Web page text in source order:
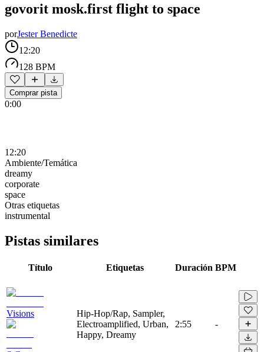
govorit mosk.first flight to space
porJester Benedicte
12:20
128 BPM
Comprar pista
0:00
12:20
Ambiente/Temática
dreamy
corporate
space
Otras etiquetas
instrumental
Pistas similares
Título Etiquetas Duración BPM
Visions
Hip-Hop/Rap, Sampler,
Electroamplified, Urban,
Happy, Dreamy
2:55 -